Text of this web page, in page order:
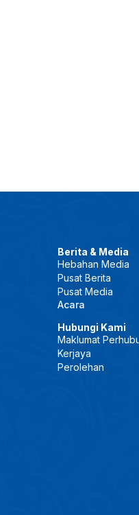
Berita & Media
Hebahan Media
Pusat Berita
Pusat Media
Acara
Hubungi Kami
Maklumat
Kerjaya
Perolehan